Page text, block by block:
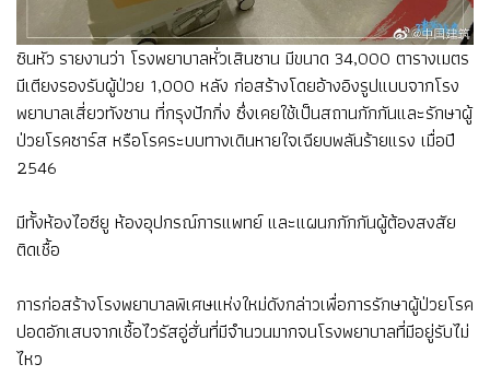
ซินหัว รายงานว่า โรงพยาบาลหั่วเสินซาน มีขนาด 34,000 ตารางเมตร
มีเตียงรองรับผู้ป่วย 1,000 หลัง ก่อสร้างโดยอ้างอิงรูปแบบจากโรง
พยาบาลเสี่ยวทังซาน ที่กรุงปักกิ่ง ซึ่งเคยใช้เป็นสถานกักกันและรักษาผู้
ป่วยโรคซาร์ส หรือโรคระบบทางเดินหายใจเฉียบพลันร้ายแรง เมื่อปี
2546
มีทั้งห้องไอซียู ห้องอุปกรณ์การแพทย์ และแผนกกักกันผู้ต้องสงสัย
ติดเชื้อ
การก่อสร้างโรงพยาบาลพิเศษแห่งใหม่ดังกล่าวเพื่อการรักษาผู้ป่วยโรค
ปอดอักเสบจากเชื้อไวรัสอู่ฮั่นที่มีจำนวนมากจนโรงพยาบาลที่มีอยู่รับไม่
ไหว